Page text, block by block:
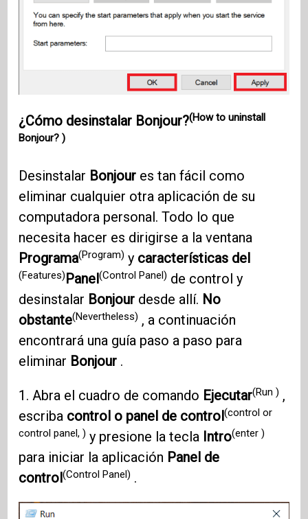
¿Cómo desinstalar Bonjour?(How to uninstall
Bonjour? )
Desinstalar Bonjour es tan fácil como
eliminar cualquier otra aplicación de su
computadora personal. Todo lo que
necesita hacer es dirigirse a la ventana
Programa(Program) y características del
(Features)Panel(Control Panel) de control y
desinstalar Bonjour desde allí. No
obstante(Nevertheless) , a continuación
encontrará una guía paso a paso para
eliminar Bonjour .
1. Abra el cuadro de comando Ejecutar(Run ) ,
escriba control o panel de control(control or
control panel, ) y presione la tecla Intro(enter )
para iniciar la aplicación Panel de
control(Control Panel) .